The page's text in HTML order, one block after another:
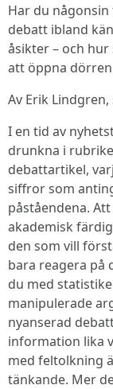
Har du
debatt ibland
åsikter – och
att öppna
Av Erik
I en tid av
drunkna i
debattartikel,
siffror som
påståendena.
akademisk
den som vill
bara reagera på
du med
manipulerade
nyanserad
information lika
med feltolkning
tänkande. Mer